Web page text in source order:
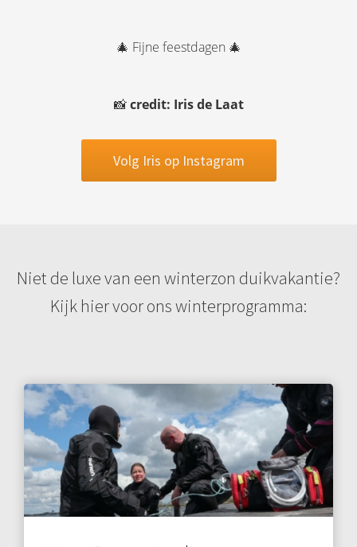
🎄 Fijne feestdagen 🎄
📸credit: Iris de Laat
Volg Iris op Instagram
Niet de luxe van een winterzon duikvakantie?
Kijk hier voor ons winterprogramma: